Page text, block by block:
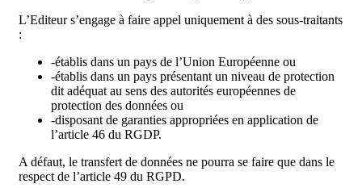
L’Editeur s’engage à faire appel uniquement à des sous-traitants
:
-établis dans un pays de l’Union Européenne ou
-établis dans un pays présentant un niveau de protection
dit adéquat au sens des autorités européennes de
protection des données ou
-disposant de garanties appropriées en application de
l’article 46 du RGDP.
A défaut, le transfert de données ne pourra se faire que dans le
respect de l’article 49 du RGPD.